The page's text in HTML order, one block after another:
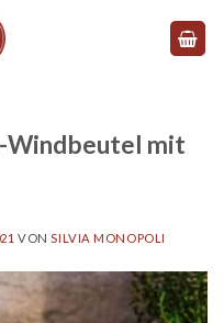
Windbeutel mit
VON SILVIA MONOPOLI